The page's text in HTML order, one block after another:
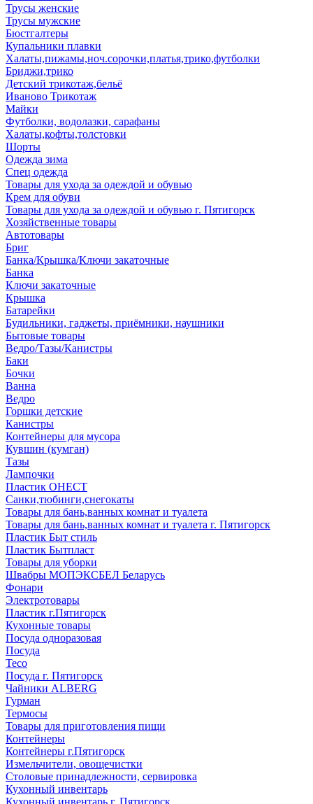
Трусы женские
Трусы мужские
Бюстгалтеры
Купальники плавки
Халаты,пижамы,ноч.сорочки,платья,трико,футболки
Бриджи,трико
Детский трикотаж,бельё
Иваново Трикотаж
Майки
Футболки, водолазки, сарафаны
Халаты,кофты,толстовки
Шорты
Одежда зима
Спец одежда
Товары для ухода за одеждой и обувью
Крем для обуви
Товары для ухода за одеждой и обувью г. Пятигорск
Хозяйственные товары
Автотовары
Бриг
Банка/Крышка/Ключи закаточные
Банка
Ключи закаточные
Крышка
Батарейки
Будильники, гаджеты, приёмники, наушники
Бытовые товары
Ведро/Тазы/Канистры
Баки
Бочки
Ванна
Ведро
Горшки детские
Канистры
Контейнеры для мусора
Кувшин (кумган)
Тазы
Лампочки
Пластик ОНЕСТ
Санки,тюбинги,снегокаты
Товары для бань,ванных комнат и туалета
Товары для бань,ванных комнат и туалета г. Пятигорск
Пластик Быт стиль
Пластик Бытпласт
Товары для уборки
Швабры МОПЭКСБЕЛ Беларусь
Фонари
Электротовары
Пластик г.Пятигорск
Кухонные товары
Посуда одноразовая
Посуда
Teco
Посуда г. Пятигорск
Чайники ALBERG
Гурман
Термосы
Товары для приготовления пищи
Контейнеры
Контейнеры г.Пятигорск
Измельчители, овощечистки
Столовые принадлежности, сервировка
Кухонный инвентарь
Кухонный инвентарь г. Пятигорск